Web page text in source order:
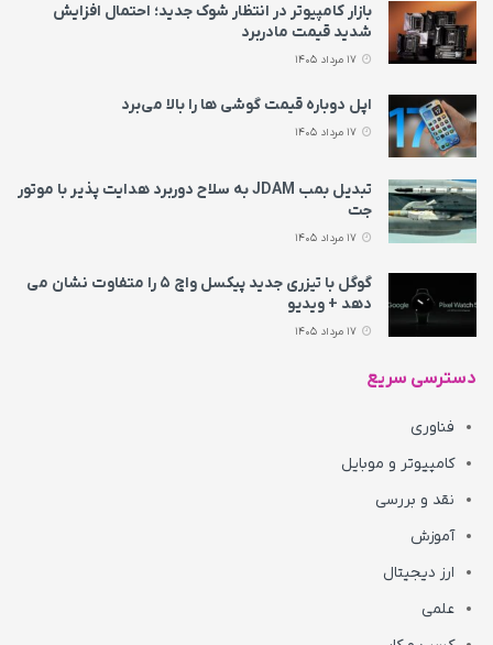
بازار کامپیوتر در انتظار شوک جدید؛ احتمال افزایش
شدید قیمت مادربرد
اپل دوباره قیمت‌ گوشی ها را بالا می‌برد
تبدیل بمب JDAM به سلاح دوربرد هدایت پذیر با موتور
جت
گوگل با تیزری جدید پیکسل واچ ۵ را متفاوت نشان می‌
دهد + ویدیو
دسترسی سریع
فناوری
کامپیوتر و موبایل
نقد و بررسی
آموزش
ارز دیجیتال
علمی